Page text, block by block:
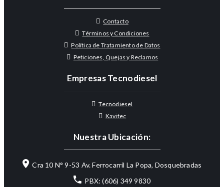
Contacto
Términos y Condiciones
Política de Tratamiento de Datos
Peticiones, Quejas y Reclamos
Empresas Tecnodiesel
Tecnodiesel
Kavitec
Nuestra Ubicación:
Cra 10 N° 9-53 Av. Ferrocarril La Popa, Dosquebradas
PBX: (606) 349 9830